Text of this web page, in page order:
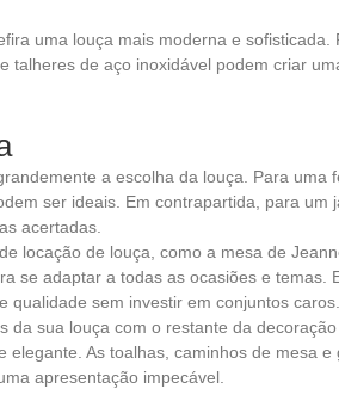
uma louça mais moderna e sofisticada.
talheres de aço inoxidável podem criar
a escolha da louça. Para uma
ser ideais. Em contrapartida, para um
acertadas.
locação de louça, como a mesa de
se adaptar a todas as ocasiões e temas.
qualidade sem investir em conjuntos caros.
da sua louça com o restante da
elegante. As toalhas, caminhos de mesa e
apresentação impecável.